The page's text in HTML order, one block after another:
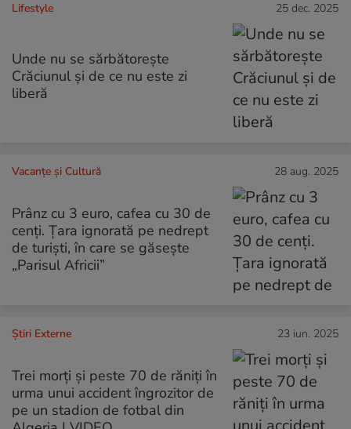
Lifestyle 25 dec. 2025
Unde nu se sărbătorește
Crăciunul și de ce nu este zi
liberă
Vacanțe și Cultură 28 aug. 2025
Prânz cu 3 euro, cafea cu 30 de
cenți. Țara ignorată pe nedrept
de turiști, în care se găsește
„Parisul Africii”
Știri Externe 23 iun. 2025
Trei morți și peste 70 de răniți în
urma unui accident îngrozitor de
pe un stadion de fotbal din